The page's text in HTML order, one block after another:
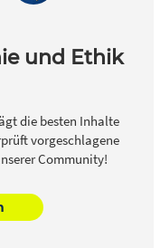
und Ethik
die besten Inhalte
vorgeschlagene
Community!